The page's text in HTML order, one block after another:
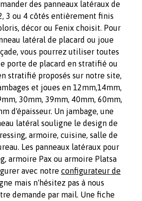
des panneaux latéraux de
3 ou 4 côtés entièrement finis
décor ou Fenix choisit. Pour
latéral de placard ou joue
vous pourrez utiliser toutes
porte de placard en stratifié ou
stratifié proposés sur notre site,
et joues en 12mm,14mm,
30mm, 39mm, 40mm, 60mm,
d'épaisseur. Un jambage, une
latéral souligne le design de
armoire, cuisine, salle de
Les panneaux latéraux pour
armoire Pax ou armoire Platsa
avec notre configurateur de
mais n'hésitez pas à nous
demande par mail. Une fiche